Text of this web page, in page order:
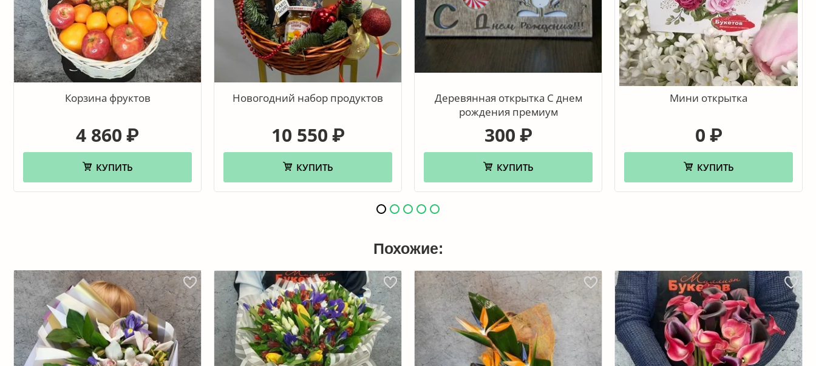
Корзина фруктов
4 860 ₽
КУПИТЬ
Новогодний набор продуктов
10 550 ₽
КУПИТЬ
Деревянная открытка С днем
рождения премиум
300 ₽
КУПИТЬ
Мини открытка
0 ₽
КУПИТЬ
Похожие: